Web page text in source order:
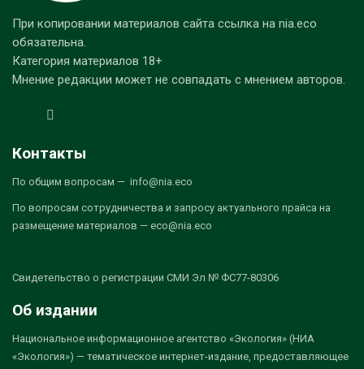
При копировании материалов сайта ссылка на nia.eco
обязательна.
Категория материалов 18+
Мнение редакции может не совпадать с мнением авторов.
Контакты
По общим вопросам — info@nia.eco
По вопросам сотрудничества и запросу актуального прайса на
размещение материалов — eco@nia.eco
Свидетельство о регистрации СМИ Эл № ФС77-80306
Об издании
Национальное информационное агентство «Экология» (НИА
«Экология») — тематическое интернет-издание, предоставляющее